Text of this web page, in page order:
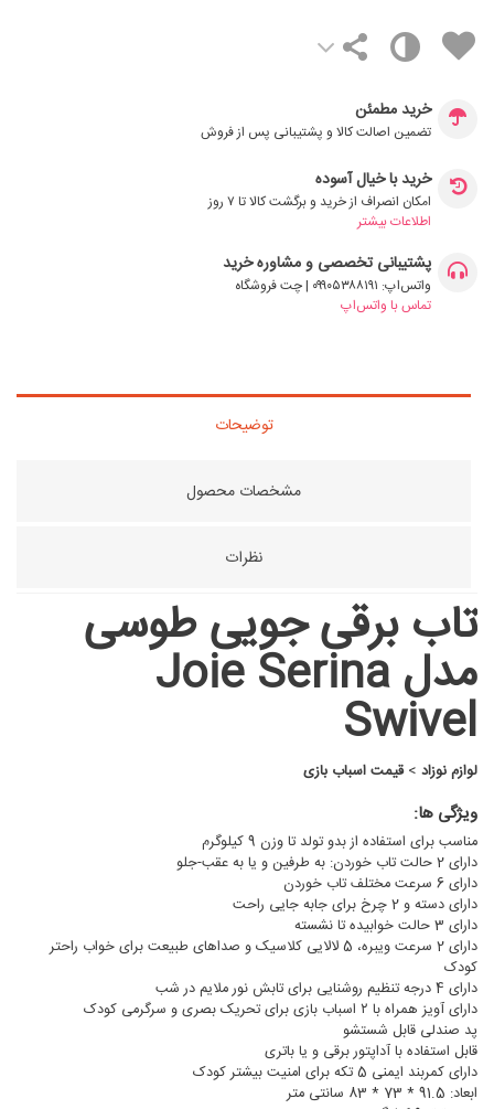
خرید مطمئن
تضمین اصالت کالا و پشتیبانی پس از فروش
خرید با خیال آسوده
امکان انصراف از خرید و برگشت کالا تا ۷ روز
اطلاعات بیشتر
پشتیبانی تخصصی و مشاوره خرید
واتس‌اپ: ۰۹۹۰۵۳۸۸۱۹۱ | چت فروشگاه
تماس با واتس‌اپ
توضیحات
مشخصات محصول
نظرات
تاب برقی جویی طوسی
مدل Joie Serina
Swivel
لوازم نوزاد > قیمت اسباب بازی
ویژگی ها:
مناسب برای استفاده از بدو تولد تا وزن 9 کیلوگرم
دارای 2 حالت تاب خوردن: به طرفین و یا به عقب-جلو
دارای 6 سرعت مختلف تاب خوردن
دارای دسته و 2 چرخ برای جابه جایی راحت
دارای 3 حالت خوابیده تا نشسته
دارای 2 سرعت ویبره، 5 لالایی کلاسیک و صداهای طبیعت برای خواب راحتر
کودک
دارای 4 درجه تنظیم روشنایی برای تابش نور ملایم در شب
دارای آویز همراه با ۲ اسباب بازی برای تحریک بصری و سرگرمی کودک
پد صندلی قابل شستشو
قابل استفاده با آداپتور برقی و یا باتری
دارای کمربند ایمنی 5 تکه برای امنیت بیشتر کودک
ابعاد: 91.5 * 73 * 83 سانتی متر